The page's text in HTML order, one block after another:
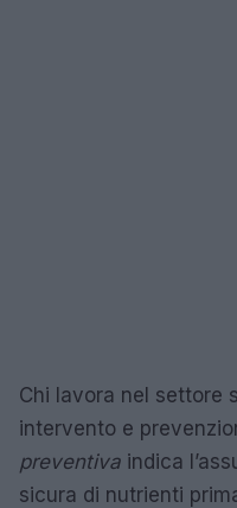
Chi lavora nel settore
intervento e
preventiva indica
sicura di nutrienti